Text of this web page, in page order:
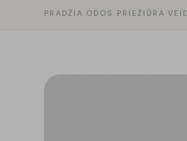
PRADŽIA·ODOS PRIEŽIŪRA·